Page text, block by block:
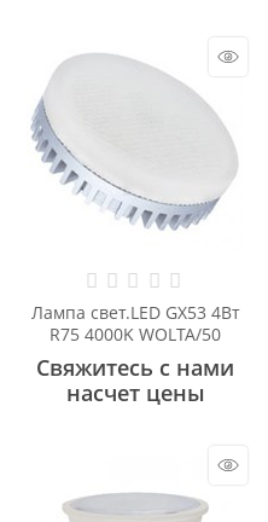
Лампа свет.LED GX53 4Вт
R75 4000K WOLTA/50
Свяжитесь с нами
насчет цены